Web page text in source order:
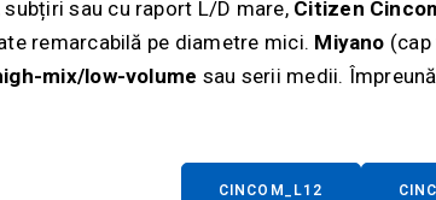
sau cu raport L/D mare, Citizen
remarcabilă pe diametre mici. Miyano
mix/low-volume sau serii medii.
CINCOM_L12